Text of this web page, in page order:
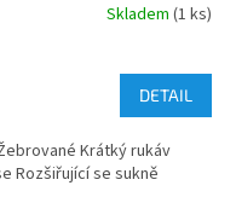
Skladem (1 ks)
DETAIL
Krátký rukáv
Rozšiřující se sukně